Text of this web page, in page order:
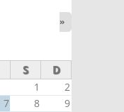
»
S D
1
2
7 8
9